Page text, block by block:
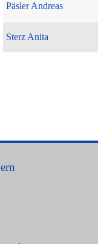
Päsler Andreas
Sterz Anita